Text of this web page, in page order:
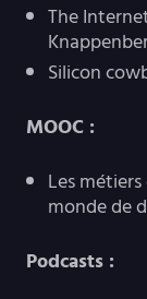
The
Silicon
MOOC :
Les
monde de
Podcasts :